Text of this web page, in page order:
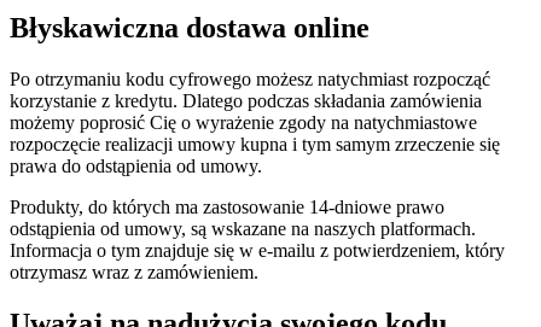
Błyskawiczna dostawa online
Po otrzymaniu kodu cyfrowego możesz natychmiast rozpocząć
korzystanie z kredytu. Dlatego podczas składania zamówienia
możemy poprosić Cię o wyrażenie zgody na natychmiastowe
rozpoczęcie realizacji umowy kupna i tym samym zrzeczenie się
prawa do odstąpienia od umowy.
Produkty, do których ma zastosowanie 14-dniowe prawo
odstąpienia od umowy, są wskazane na naszych platformach.
Informacja o tym znajduje się w e-mailu z potwierdzeniem, który
otrzymasz wraz z zamówieniem.